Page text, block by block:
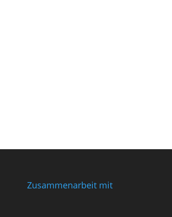
Zusammenarbeit mit